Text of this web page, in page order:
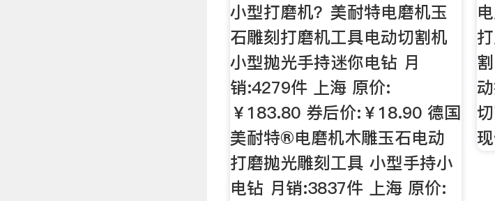
小型打磨机？美耐特电磨机玉
石雕刻打磨机工具电动切割机
小型抛光手持迷你电钻 月
销:4279件 上海 原价:
￥183.80 券后价:￥18.90 德国
美耐特®电磨机木雕玉石电动
打磨抛光雕刻工具 小型手持小
电钻 月销:3837件 上海 原价: